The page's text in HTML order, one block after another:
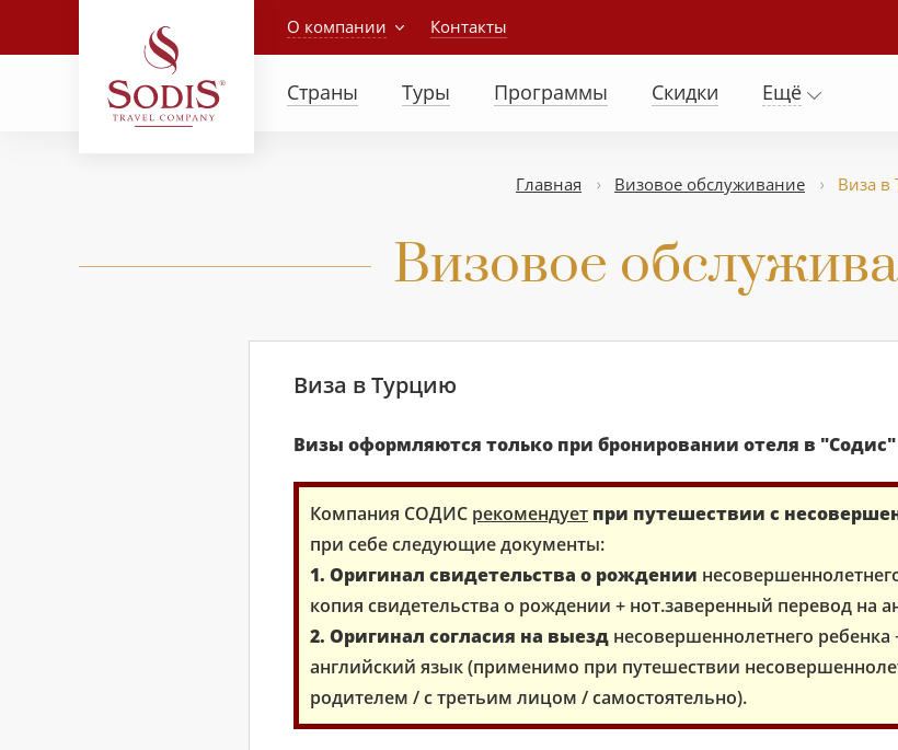
О компании Контакты
Страны Туры Программы Скидки Ещё
Главная Визовое обслуживание Виза в
Визовое
Виза в Турцию
Визы оформляются только при бронировании отеля в "Содис"
Компания СОДИС рекомендует при путешествии с
при себе следующие документы:
1. Оригинал свидетельства о рождении
копия свидетельства о рождении + нот.заверенный перевод на
2. Оригинал согласия на выезд несовершеннолетнего
английский язык (применимо при путешествии
родителем / с третьим лицом / самостоятельно).